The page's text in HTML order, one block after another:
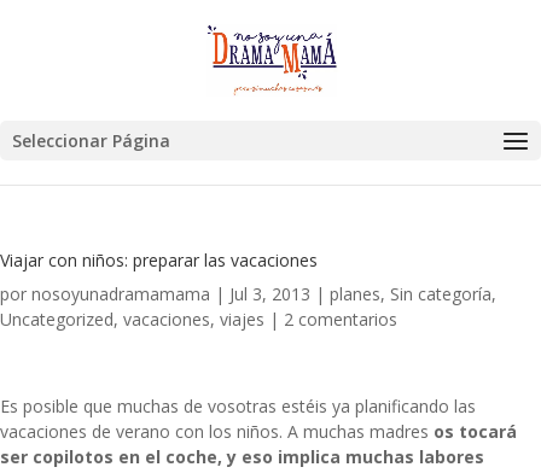
Seleccionar Página
Viajar con niños: preparar las vacaciones
por nosoyunadramamama | Jul 3, 2013 | planes, Sin categoría,
Uncategorized, vacaciones, viajes | 2 comentarios
Es posible que muchas de vosotras estéis ya planificando las
vacaciones de verano con los niños. A muchas madres os tocará
ser copilotos en el coche, y eso implica muchas labores